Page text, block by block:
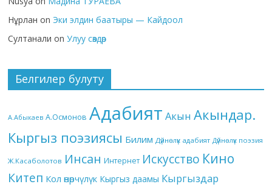
Нұрлан on Эки элдин баатыры — Кайдоол
Султанали onУлуу сөздөр
Белгилер булуту
А.Абыкаев А.Осмонов Адабият Акын Акындар.
Кыргыз поэзиясы Билим Дүйнөлүк адабият Дүйнөлүк поэзия
Ж.Касаболотов Инсан Интернет Искусство Кино
Китеп Кол өнөрчүлүк Кыргыз даамы Кыргыздар